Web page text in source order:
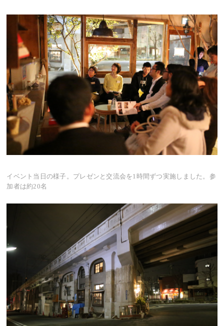
イベント当日の様子。プレゼンと交流会を1時間ずつ実施しました。参
加者は約20名